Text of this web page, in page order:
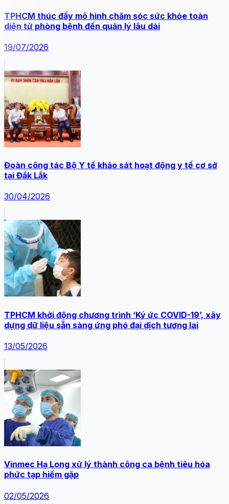
TPHCM thúc đẩy mô hình chăm sóc sức khỏe toàn
diện từ phòng bệnh đến quản lý lâu dài
19/07/2026
Đoàn công tác Bộ Y tế khảo sát hoạt động y tế cơ sở
tại Đắk Lắk
30/04/2026
TPHCM khởi động chương trình ‘Ký ức COVID-19’, xây
dựng dữ liệu sẵn sàng ứng phó đại dịch tương lai
13/05/2026
Vinmec Hạ Long xử lý thành công ca bệnh tiêu hóa
phức tạp hiếm gặp
02/05/2026